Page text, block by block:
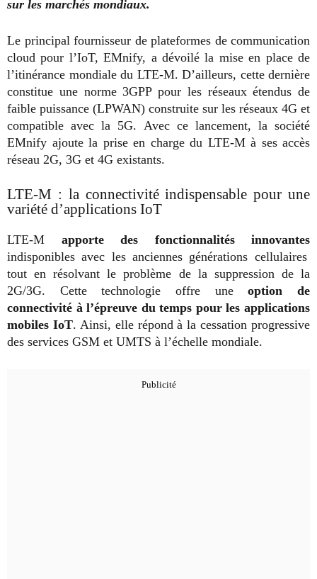
sur les marchés mondiaux.
Le principal fournisseur de plateformes de communication
cloud pour l’IoT, EMnify, a dévoilé la mise en place de
l’itinérance mondiale du LTE-M. D’ailleurs, cette dernière
constitue une norme 3GPP pour les réseaux étendus de
faible puissance (LPWAN) construite sur les réseaux 4G et
compatible avec la 5G. Avec ce lancement, la société
EMnify ajoute la prise en charge du LTE-M à ses accès
réseau 2G, 3G et 4G existants.
LTE-M : la connectivité indispensable pour une
variété d’applications IoT
LTE-M apporte des fonctionnalités innovantes
indisponibles avec les anciennes générations cellulaires
tout en résolvant le problème de la suppression de la
2G/3G. Cette technologie offre uneoption de
connectivité à l’épreuve du temps pour les applications
mobiles IoT. Ainsi, elle répond à la cessation progressive
des services GSM et UMTS à l’échelle mondiale.